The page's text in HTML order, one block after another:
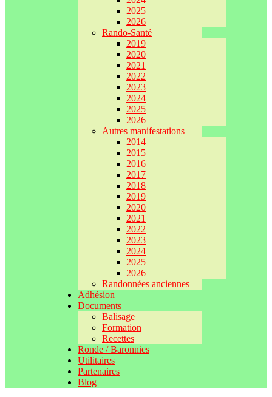
2025
2026
Rando-Santé
2019
2020
2021
2022
2023
2024
2025
2026
Autres manifestations
2014
2015
2016
2017
2018
2019
2020
2021
2022
2023
2024
2025
2026
Randonnées anciennes
Adhésion
Documents
Balisage
Formation
Recettes
Ronde / Baronnies
Utilitaires
Partenaires
Blog